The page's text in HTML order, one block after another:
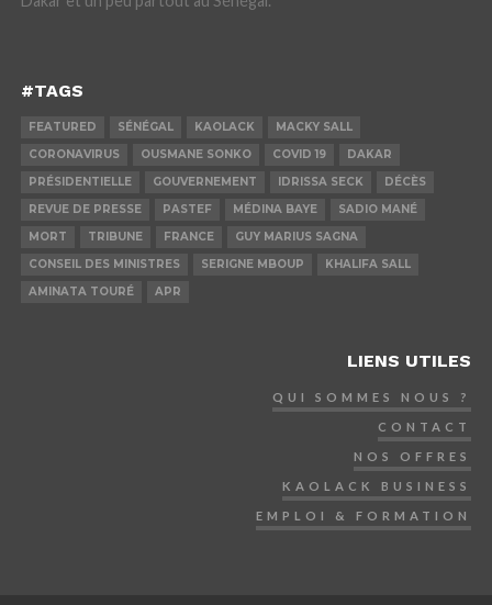
#TAGS
FEATURED SÉNÉGAL KAOLACK
MACKY SALL
CORONAVIRUS
OUSMANE SONKO COVID 19
DAKAR
PRÉSIDENTIELLE
GOUVERNEMENT IDRISSA SECK
DÉCÈS
REVUE DE PRESSE
PASTEF MÉDINA BAYE
SADIO MANÉ
MORT
TRIBUNE FRANCE
GUY MARIUS SAGNA
CONSEIL DES MINISTRES
SERIGNE MBOUP
KHALIFA SALL
AMINATA TOURÉ
APR
LIENS UTILES
QUI SOMMES NOUS ?
CONTACT
NOS OFFRES
KAOLACK BUSINESS
EMPLOI & FORMATION